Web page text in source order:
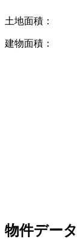
土地面積：
建物面積：
物件データ